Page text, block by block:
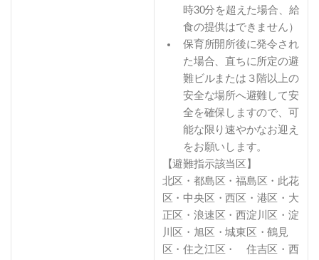
時30分を超えた場合、給
食の提供はできません）
保育所開所後に発令され
た場合、直ちに所定の避
難ビルまたは３階以上の
安全な場所へ避難して安
全を確保しますので、可
能な限り速やかなお迎え
をお願いします。
【避難指示該当区】
北区・都島区・福島区・此花
区・中央区・西区・港区・大
正区・浪速区・西淀川区・淀
川区・旭区・城東区・鶴見
区・住之江区・ 住吉区・西